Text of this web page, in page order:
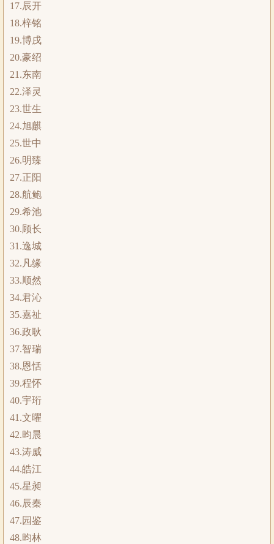
17.辰开
18.梓铭
19.博戌
20.豪绍
21.东南
22.泽灵
23.世生
24.旭麒
25.世中
26.明臻
27.正阳
28.航鲍
29.希池
30.顾长
31.逸城
32.凡缘
33.顺然
34.君沁
35.嘉祉
36.政耿
37.智瑞
38.恩恬
39.程怀
40.宇珩
41.文曜
42.昀晨
43.涛威
44.皓江
45.星昶
46.辰秦
47.园鉴
48.昀林